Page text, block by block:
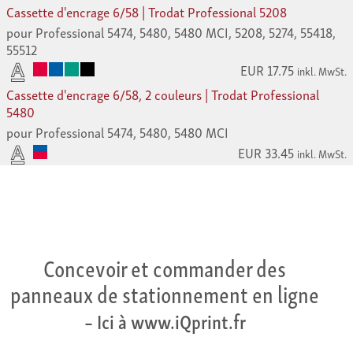
Cassette d'encrage 6/58 | Trodat Professional 5208
pour Professional 5474, 5480, 5480 MCI, 5208, 5274, 55418,
55512
EUR 17.75 inkl. MwSt.
Cassette d'encrage 6/58, 2 couleurs | Trodat Professional
5480
pour Professional 5474, 5480, 5480 MCI
EUR 33.45 inkl. MwSt.
Concevoir et commander des
panneaux de stationnement en ligne
– Ici à www.iQprint.fr